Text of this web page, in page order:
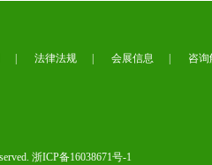
法律法规 会展信息 咨询
浙ICP备16038671号-1